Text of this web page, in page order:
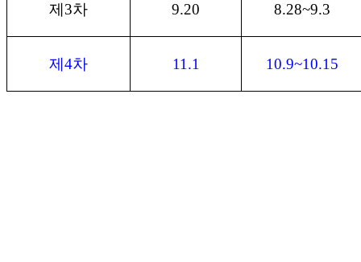
제3차 9.20 8.28~9.3
제4차 11.1 10.9~10.15